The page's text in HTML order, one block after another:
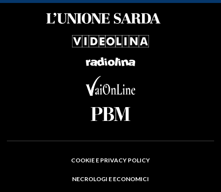
COOKIE E PRIVACY POLICY
NECROLOGI E ECONOMICI